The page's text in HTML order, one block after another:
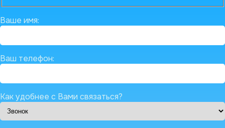
Ваше имя:
Ваш телефон:
Как удобнее с Вами связаться?